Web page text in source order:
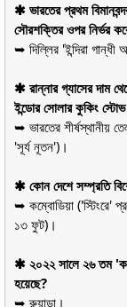
✱ ভারতের প্রথম
সৌরশক্তির ওপর নির্ভর
➥ দিল্লির 'ইন্দিরা গান্ধী
✱ রান্নার গ্যাসের দাম
ইন্ডোর সোলার কুকিং
➥ ভারতের শীর্ষস্থানীয়
'সূর্য নূতন')।
✱ কোন দেশে সম্প্রতি
➥ কম্বোডিয়া ('স্টিংরে'
১৩ ফুট)।
✱ ২০২২ সালে ২৬ তম
হয়েছে?
➥ রুয়ান্ডা।